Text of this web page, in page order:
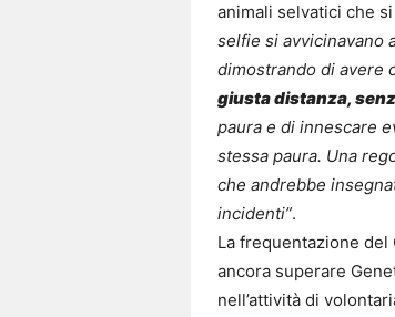
animali selvatici che
selfie si avvicinavano
dimostrando di avere
giusta distanza,
paura e di innescare
stessa paura. Una
che andrebbe
incidenti”.
La frequentazione
ancora superare
nell’attività di